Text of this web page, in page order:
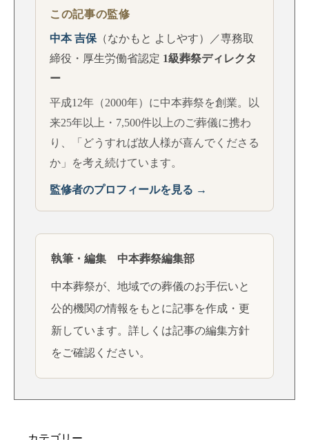
この記事の監修
中本 吉保 （なかもと よしやす）／専務取
締役・厚生労働省認定 1級葬祭ディレクタ
ー
平成12年（2000年）に中本葬祭を創業。以
来25年以上・7,500件以上のご葬儀に携わ
り、「どうすれば故人様が喜んでくださる
か」を考え続けています。
監修者のプロフィールを見る →
執筆・編集 中本葬祭編集部
中本葬祭が、地域での葬儀のお手伝いと
公的機関の情報をもとに記事を作成・更
新しています。詳しくは記事の編集方針
をご確認ください。